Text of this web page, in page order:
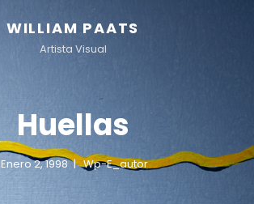
WILLIAM PAATS
Artista Visual
Huellas
Enero 2, 1998 Wp-E_autor